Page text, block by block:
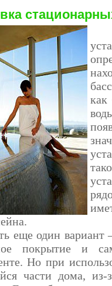
как
еще один вариант
покрытие и
Но при
части дома, из-